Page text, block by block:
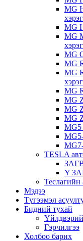
MG
MG
MG
MG
MG
MG
MG
MG
MG
MG
MG5
TESLA
Y
Теслагийн
Мэдээ
Түгээмэл
Бидний тухай
Гэрчилгээ
Холбоо барих